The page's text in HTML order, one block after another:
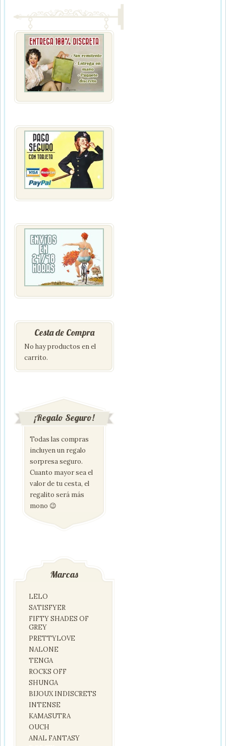
Cesta de Compra
No hay productos en el
carrito.
¡Regalo Seguro!
Todas las compras
incluyen un regalo
sorpresa seguro.
Cuanto mayor sea el
valor de tu cesta, el
regalito será más
mono 😉
Marcas
LELO
SATISFYER
FIFTY SHADES OF
GREY
PRETTYLOVE
NALONE
TENGA
ROCKS OFF
SHUNGA
BIJOUX INDISCRETS
INTENSE
KAMASUTRA
OUCH
ANAL FANTASY